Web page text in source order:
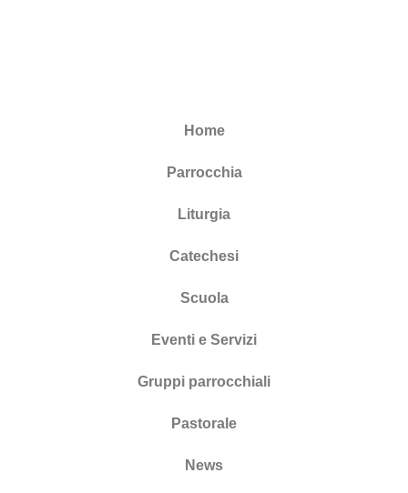
Home
Parrocchia
Liturgia
Catechesi
Scuola
Eventi e Servizi
Gruppi parrocchiali
Pastorale
News